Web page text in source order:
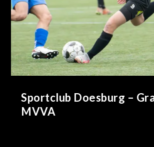
Sportclub Doesburg –
MVVA